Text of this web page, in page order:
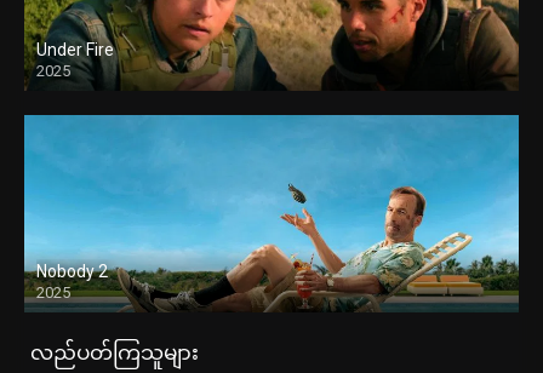
Under Fire
2025
Nobody 2
2025
လည်ပတ်ကြသူများ